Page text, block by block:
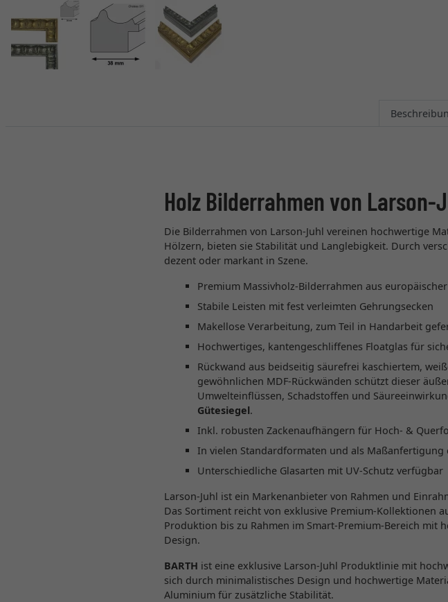
Holz Bilderrahmen von Larson-
Die Bilderrahmen von Larson-Juhl vereinen hochwertige
Hölzern, bieten sie Stabilität und Langlebigkeit. Durch
dezent oder markant in Szene.
Premium Massivholz-Bilderrahmen aus
Stabile Leisten mit fest verleimten Gehrungsecken
Makellose Verarbeitung, zum Teil in Handarbeit
Hochwertiges, kantengeschliffenes Floatglas für
Rückwand aus beidseitig säurefrei kaschiertem,
gewöhnlichen MDF-Rückwänden schützt dieser
Umwelteinflüssen, Schadstoffen und
Gütesiegel.
Inkl. robusten Zackenaufhängern für Hoch- &
In vielen Standardformaten und als Maßanfertigung
Unterschiedliche Glasarten mit UV-Schutz verfügbar
Larson-Juhl ist ein Markenanbieter von Rahmen und
Das Sortiment reicht von exklusive Premium-Kollektionen
Produktion bis zu Rahmen im Smart-Premium-Bereich
Design.
BARTH ist eine exklusive Larson-Juhl Produktlinie mit
sich durch minimalistisches Design und hochwertige
Aluminium für zusätzliche Stabilität.